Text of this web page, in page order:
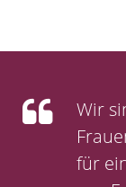
Wir
für